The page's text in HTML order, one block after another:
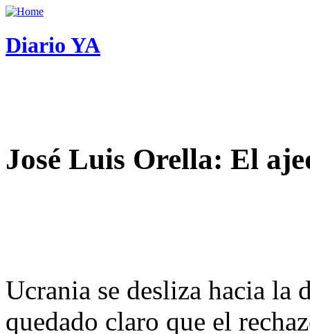
Diario YA
José Luis Orella: El
Ucrania se desliza hacia
quedado claro que el